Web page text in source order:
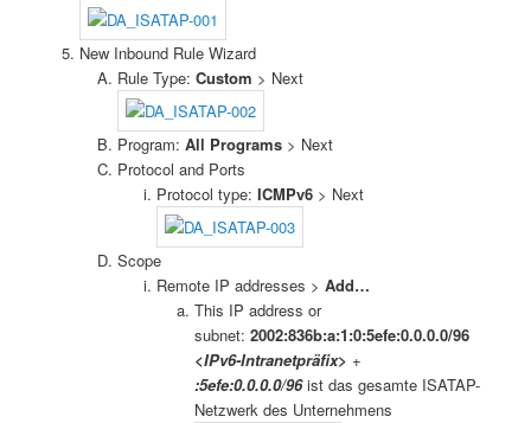
New Inbound Rule Wizard
Rule Type:Custom > Next
Program:All Programs > Next
Protocol and Ports
Protocol type: ICMPv6> Next
Scope
Remote IP addresses > Add…
This IP address or
subnet:2002:836b:a:1:0:5efe:0.0.0.0/96
<IPv6-Intranetpräfix> +
:5efe:0.0.0.0/96ist das gesamte ISATAP-
Netzwerk des Unternehmens